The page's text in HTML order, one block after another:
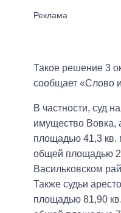
Такое решение 3
сообщает «Слово
В частности, суд
имущество Вовка,
площадью 41,3 кв.
общей площадью
Васильковском
Также судьи
площадью 81,90